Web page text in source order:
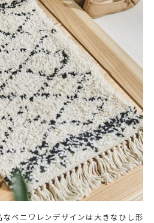
ベニワレンデザインは大きなひし形